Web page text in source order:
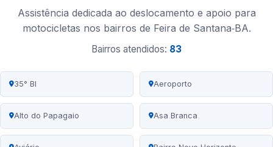
Assistência dedicada ao deslocamento e apoio para
motocicletas nos bairros de Feira de Santana‑BA.
Bairros atendidos: 83
35° BI Aeroporto
Alto do Papagaio Asa Branca